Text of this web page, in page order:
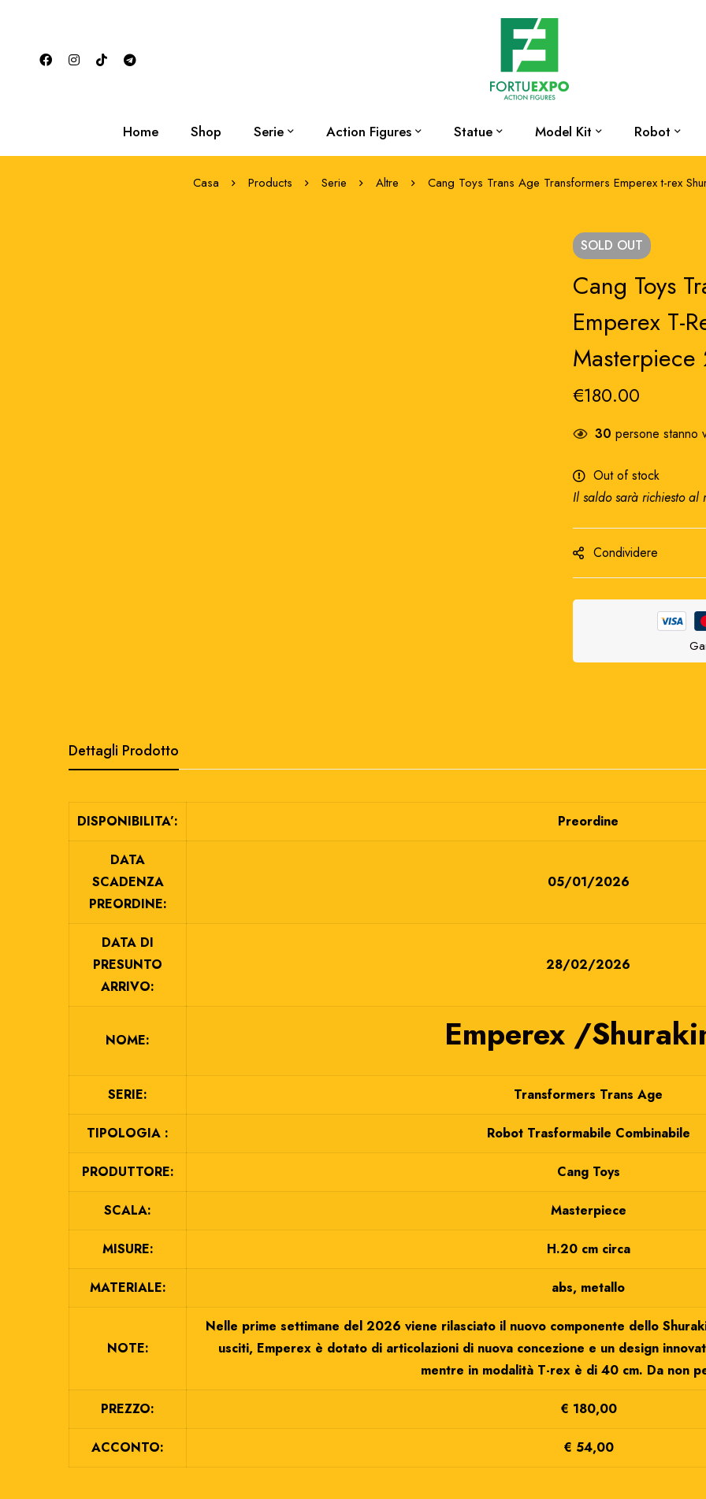
Home Shop Serie Action Figures Statue Model Kit Robot
Casa Products Serie Altre Cang Toys Trans Age Transformers Emperex t-rex
SOLD OUT
Cang Toys
Emperex T-
Masterpiece
€180.00
30 persone stanno
Out of stock
Il saldo sarà richiesto al
Condividere
Dettagli Prodotto
DISPONIBILITA’: Preordine
DATA
SCADENZA
PREORDINE:
05/01/2026
DATA DI
PRESUNTO
ARRIVO:
28/02/2026
NOME: Emperex /
SERIE: Transformers Trans Age
TIPOLOGIA : Robot Trasformabile Combinabile
PRODUTTORE: Cang Toys
SCALA: Masterpiece
MISURE: H.20 cm circa
MATERIALE: abs, metallo
NOTE:
Nelle prime settimane del 2026 viene rilasciato il nuovo componente dello
usciti, Emperex è dotato di articolazioni di nuova concezione e un design
mentre in modalità T-rex è di 40 cm. Da non
PREZZO: € 180,00
ACCONTO: € 54,00